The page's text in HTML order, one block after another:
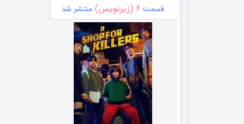
قسمت ۶ (زیرنویس) منتشر شد